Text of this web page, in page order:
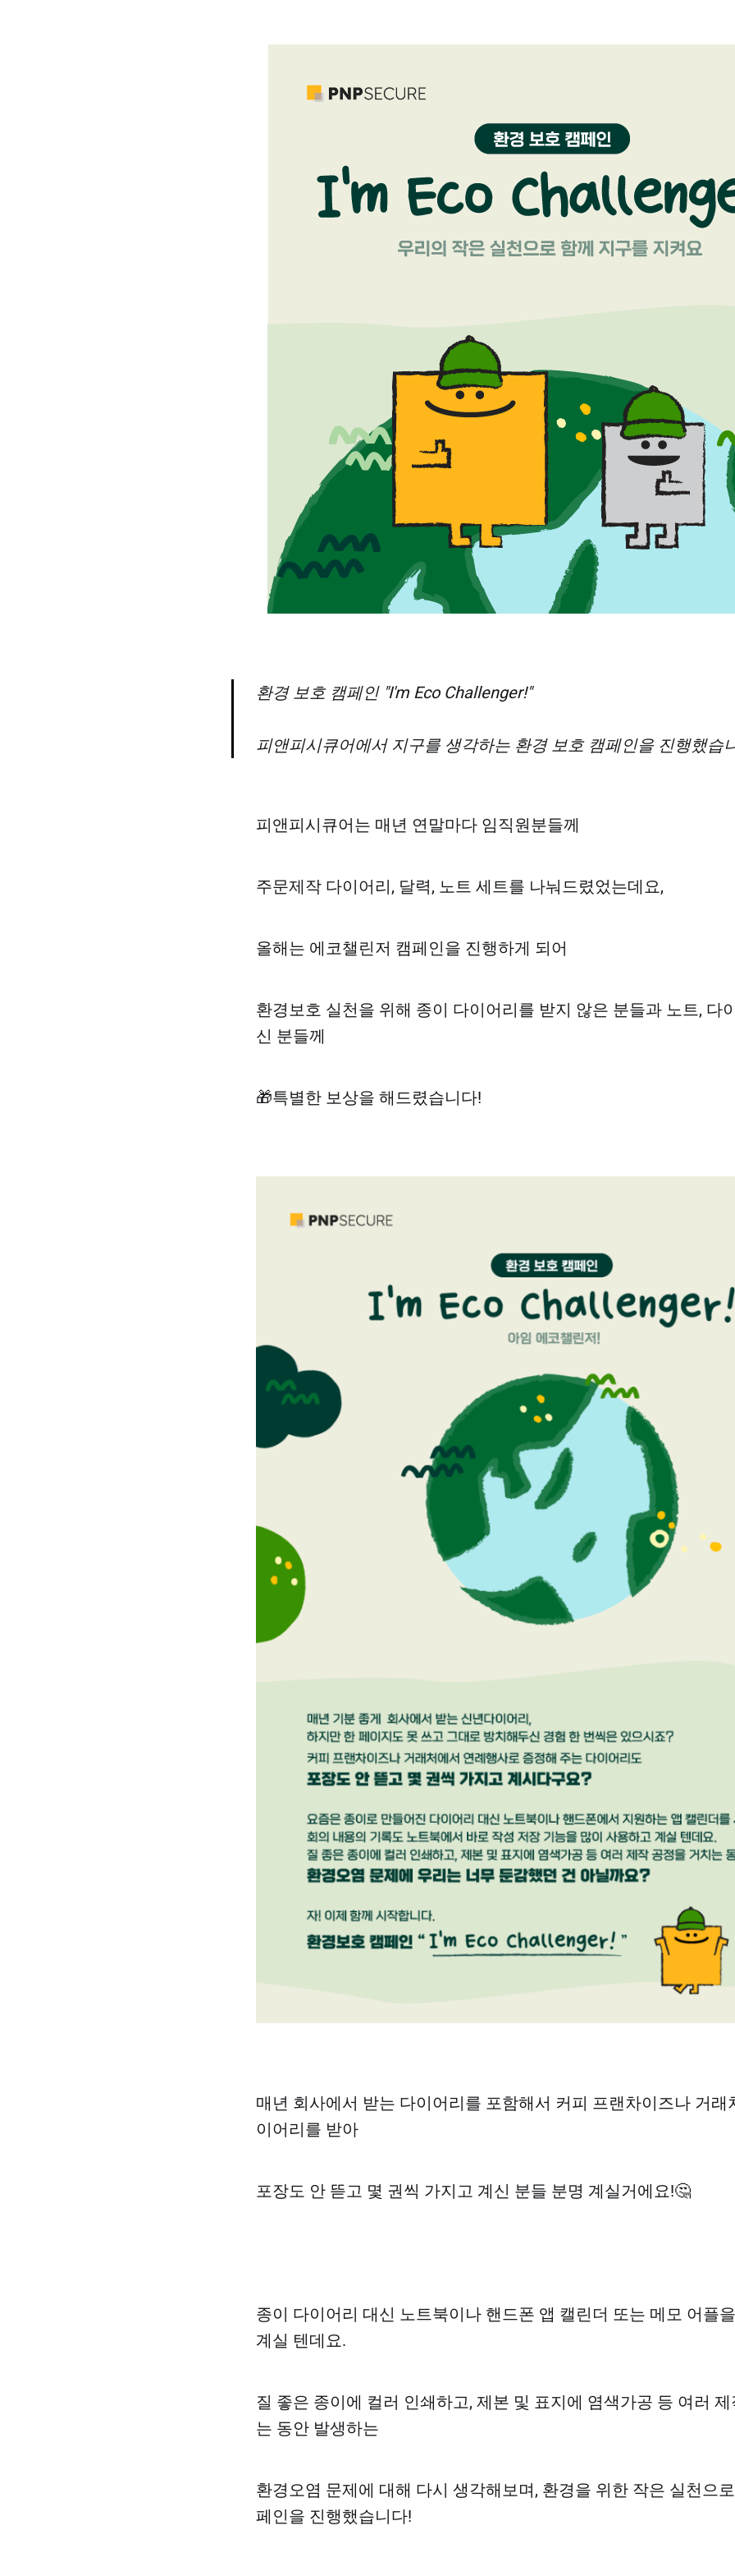
환경 보호 캠페인 "I'm Eco Challenger!"
피앤피시큐어에서 지구를 생각하는 환경 보호 캠페인을 진행했습
피앤피시큐어는 매년 연말마다 임직원분들께
주문제작 다이어리, 달력, 노트 세트를 나눠드렸었는데요,
올해는 에코챌린저 캠페인을 진행하게 되어
환경보호 실천을 위해 종이 다이어리를 받지 않은 분들과 노트, 다
신 분들께
🎁특별한 보상을 해드렸습니다!
매년 회사에서 받는 다이어리를 포함해서 커피 프랜차이즈나 거래
이어리를 받아
포장도 안 뜯고 몇 권씩 가지고 계신 분들 분명 계실거에요!🤔
종이 다이어리 대신 노트북이나 핸드폰 앱 캘린더 또는 메모 어플
계실 텐데요.
질 좋은 종이에 컬러 인쇄하고, 제본 및 표지에 염색가공 등 여러
는 동안 발생하는
환경오염 문제에 대해 다시 생각해보며, 환경을 위한 작은 실천으
페인을 진행했습니다!